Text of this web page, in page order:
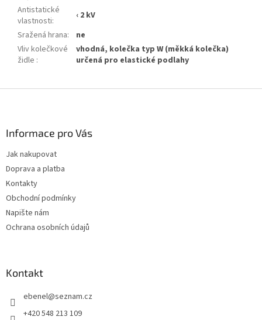
Antistatické
vlastnosti:
‹ 2 kV
Sražená hrana:
ne
Vliv kolečkové
židle :
vhodná, kolečka typ W (měkká kolečka)
určená pro elastické podlahy
Informace pro Vás
Jak nakupovat
Doprava a platba
Kontakty
Obchodní podmínky
Napište nám
Ochrana osobních údajů
Kontakt
ebenel@seznam.cz
+420 548 213 109